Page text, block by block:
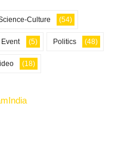
Culture (54)
Event (5) Politics (48)
(18)